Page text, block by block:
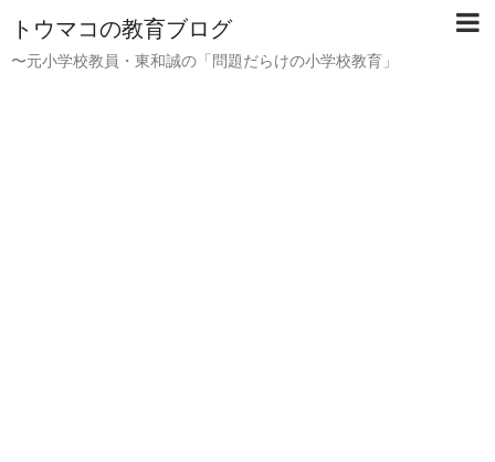
トウマコの教育ブログ
〜元小学校教員・東和誠の「問題だらけの小学校教育」